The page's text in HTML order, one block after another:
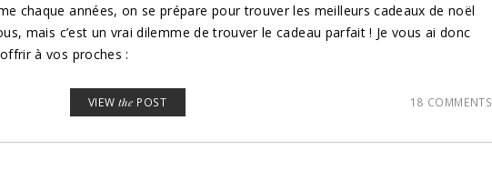
chaque années, on se prépare pour trouver les meilleurs cadeaux de noël
mais c’est un vrai dilemme de trouver le cadeau parfait ! Je vous ai donc
à vos proches :
VIEW the POST 18 COMMENTS